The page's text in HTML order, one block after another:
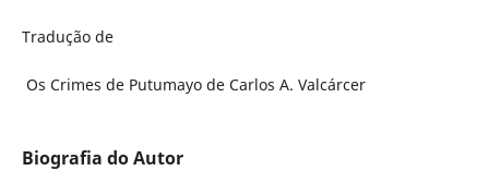
Tradução de
Os Crimes de Putumayo de Carlos A. Valcárcer
Biografia do Autor